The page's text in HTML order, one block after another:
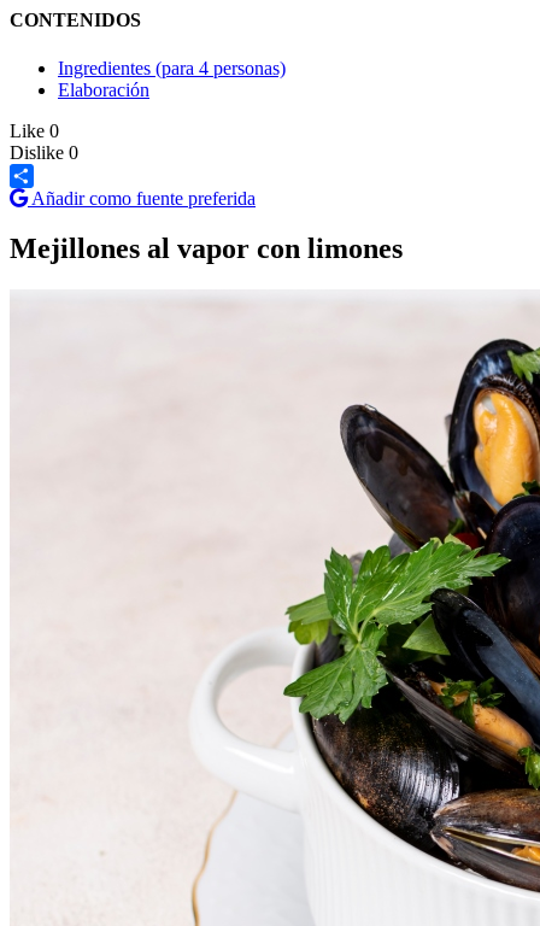
CONTENIDOS
Ingredientes (para 4 personas)
Elaboración
Like 0
Dislike 0
Share
Añadir como fuente preferida
Mejillones al vapor con limones